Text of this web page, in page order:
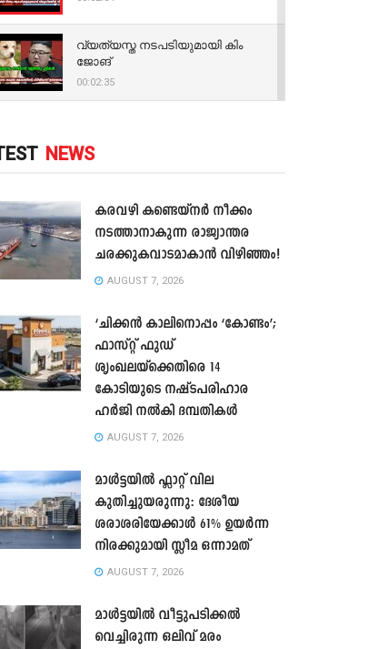
വ്യത്യസ്ത നടപടിയുമായി കിം
ജോങ്
00:02:35
NEWS
കരവഴി കണ്ടെയ്നർ നീക്കം
നടത്താനാകുന്ന രാജ്യാന്തര
ചരക്കുകവാടമാകാൻ വിഴിഞ്ഞം!
AUGUST 7, 2026
‘ചിക്കൻ കാലിനൊപ്പം ‘കോണ്ടം’;
ഫാസ്റ്റ് ഫുഡ്
ശൃംഖലയ്ക്കെതിരെ 14
കോടിയുടെ നഷ്ടപരിഹാര
ഹർജി നൽകി ദമ്പതികൾ
AUGUST 7, 2026
മാൾട്ടയിൽ ഫ്ലാറ്റ് വില
കുതിച്ചുയരുന്നു: ദേശീയ
ശരാശരിയേക്കാൾ 61% ഉയർന്ന
നിരക്കുമായി സ്ലീമ ഒന്നാമത്
AUGUST 7, 2026
മാൾട്ടയിൽ വീട്ടുപടിക്കൽ
വെച്ചിരുന്ന ഒലിവ് മരം